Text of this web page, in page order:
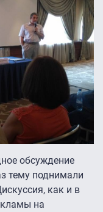
обсуждение
тему поднимали
как и в
на